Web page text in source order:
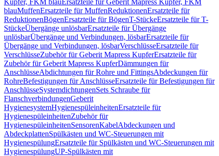
Kupfer, FKM blauErsatzteile für Geberit Mapress Kupfer, FKM
blauMuffenErsatzteile für MuffenReduktionenErsatzteile für
ReduktionenBögenErsatzteile für BögenT-StückeErsatzteile für T-
StückeÜbergänge unlösbarErsatzteile für Übergänge
unlösbarÜbergänge und Verbindungen, lösbarErsatzteile für
Übergänge und Verbindungen, lösbarVerschlüsseErsatzteile für
VerschlüsseZubehör für Geberit Mapress KupferErsatzteile für
Zubehör für Geberit Mapress KupferDämmungen für
AnschlüsseAbdichtungen für Rohre und FittingsAbdeckungen für
RohreBefestigungen für AnschlüsseErsatzteile für Befestigungen für
AnschlüsseSystemdichtungenSets Schraube für
FlanschverbindungenGeberit
HygienesystemHygienespüleinheitenErsatzteile für
HygienespüleinheitenZubehör für
HygienespüleinheitenSensorenKabelAbdeckungen und
AbdeckplattenSpülkästen und WC-Steuerungen mit
HygienespülungErsatzteile für Spülkästen und WC-Steuerungen mit
HygienespülungUP-Spülkästen mit